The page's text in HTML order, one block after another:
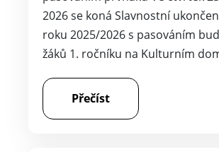
žáků 1. ročníku na Kulturním
Přečíst